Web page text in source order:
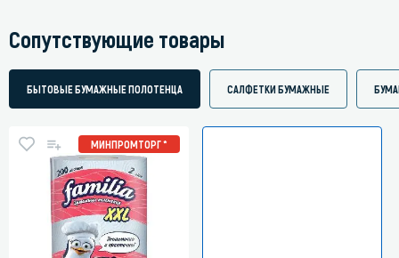
Сопутствующие товары
БЫТОВЫЕ БУМАЖНЫЕ ПОЛОТЕНЦА САЛФЕТКИ БУМАЖНЫЕ
МИНПРОМТОРГ *